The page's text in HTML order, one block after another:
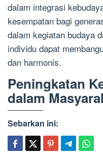
dalam integrasi
kesempatan bagi
dalam kegiatan budaya
individu dapat
dan harmonis.
Peningkatan
dalam
Sebarkan ini: